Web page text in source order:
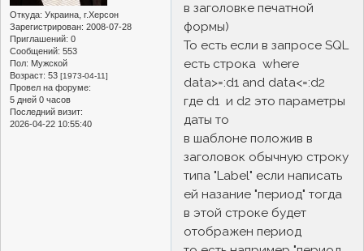
Откуда: Украина, г.Херсон
Зарегистрирован: 2008-07-28
Приглашений: 0
Сообщений: 553
Пол: Мужской
Возраст: 53 [1973-04-11]
Провел на форуме:
5 дней 0 часов
Последний визит:
2026-04-22 10:55:40
в заголовке печатной
формы)
То есть если в запросе SQL
есть строка where
data>=:d1 and data<=:d2
где d1 и d2 это параметры
даты то
в шаблоне положив в
заголовок обычную строку
типа "Label" если написать
ей назание "период" тогда
в этой строке будет
отображен период